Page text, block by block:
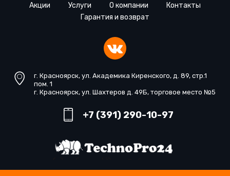
Акции Услуги О компании
Контакты
Гарантия и возврат
г. Красноярск, ул. Академика Киренского, д. 89, стр.1
пом. 1
г. Красноярск, ул. Шахтеров д. 49Б, торговое место №5
+7 (391) 290-10-97